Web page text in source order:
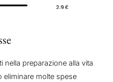
nella preparazione alla vita
eliminare molte spese